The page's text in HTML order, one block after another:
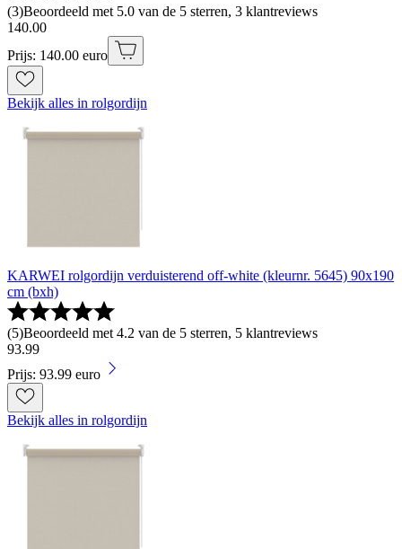
(3)Beoordeeld met 5.0 van de 5 sterren, 3 klantreviews
140.00
Prijs: 140.00 euro
Bekijk alles in rolgordijn
KARWEI rolgordijn verduisterend off-white (kleurnr. 5645) 90x190
cm (bxh)
(5)Beoordeeld met 4.2 van de 5 sterren, 5 klantreviews
93.99
Prijs: 93.99 euro
Bekijk alles in rolgordijn